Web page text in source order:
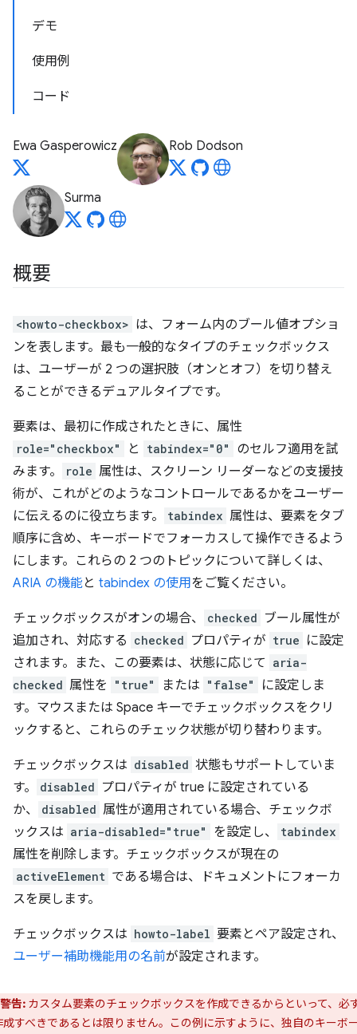
デモ
使用例
コード
Ewa Gasperowicz Rob Dodson
Surma
概要
<howto-checkbox> は、フォーム内のブール値オプショ
ンを表します。最も一般的なタイプのチェックボックス
は、ユーザーが 2 つの選択肢（オンとオフ）を切り替え
ることができるデュアルタイプです。
要素は、最初に作成されたときに、属性
role="checkbox" と tabindex="0"
のセルフ適用を試
みます。
role 属性は、スクリーン リーダーなどの支援技
術が、これがどのようなコントロールであるかをユーザー
に伝えるのに役立ちます。
tabindex 属性は、要素をタブ
順序に含め、キーボードでフォーカスして操作できるよう
にします。これらの 2 つのトピックについて詳しくは、
ARIA の機能と tabindex の使用をご覧ください。
チェックボックスがオンの場合、 checked ブール属性が
追加され、対応する checked プロパティが true に設定
されます。また、この要素は、状態に応じて aria-
checked 属性を "true" または "false"
に設定しま
す。マウスまたは Space キーでチェックボックスをクリ
ックすると、これらのチェック状態が切り替わります。
チェックボックスは disabled 状態もサポートしていま
す。
disabled プロパティが true に設定されている
か、
disabled 属性が適用されている場合、チェックボ
ックスは aria-disabled="true" を設定し、 tabindex
属性を削除します。チェックボックスが現在の
activeElement である場合は、ドキュメントにフォーカ
スを戻します。
チェックボックスは howto-label 要素とペア設定され、
ユーザー補助機能用の名前が設定されます。
警告: カスタム要素のチェックボックスを作成できるからといって、必
すべきであるとは限りません。
この例に示すように、独自のキーボ